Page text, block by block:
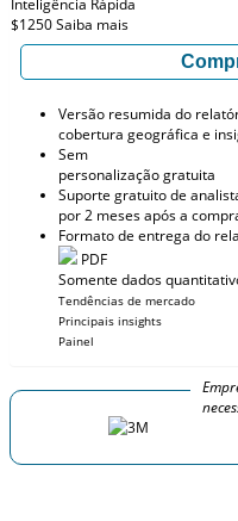
Inteligência Rápida
$1250Saiba mais
Versão resumida do
cobertura geográfica e
Sem
personalização gratuita
Suporte gratuito de
por 2 meses após a
Formato de entrega do
PDF
Somente dados
Tendências de mercado
Principais insights
Painel